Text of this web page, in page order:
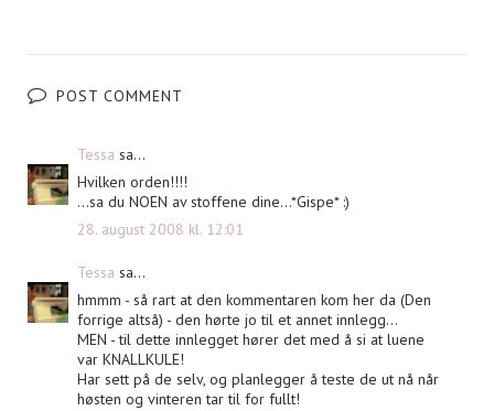
POST COMMENT
Tessa sa...
Hvilken orden!!!!
...sa du NOEN av stoffene dine...*Gispe* :)
28. august 2008 kl. 12:01
Tessa sa...
hmmm - så rart at den kommentaren kom her da (Den
forrige altså) - den hørte jo til et annet innlegg...
MEN - til dette innlegget hører det med å si at luene
var KNALLKULE!
Har sett på de selv, og planlegger å teste de ut nå når
høsten og vinteren tar til for fullt!